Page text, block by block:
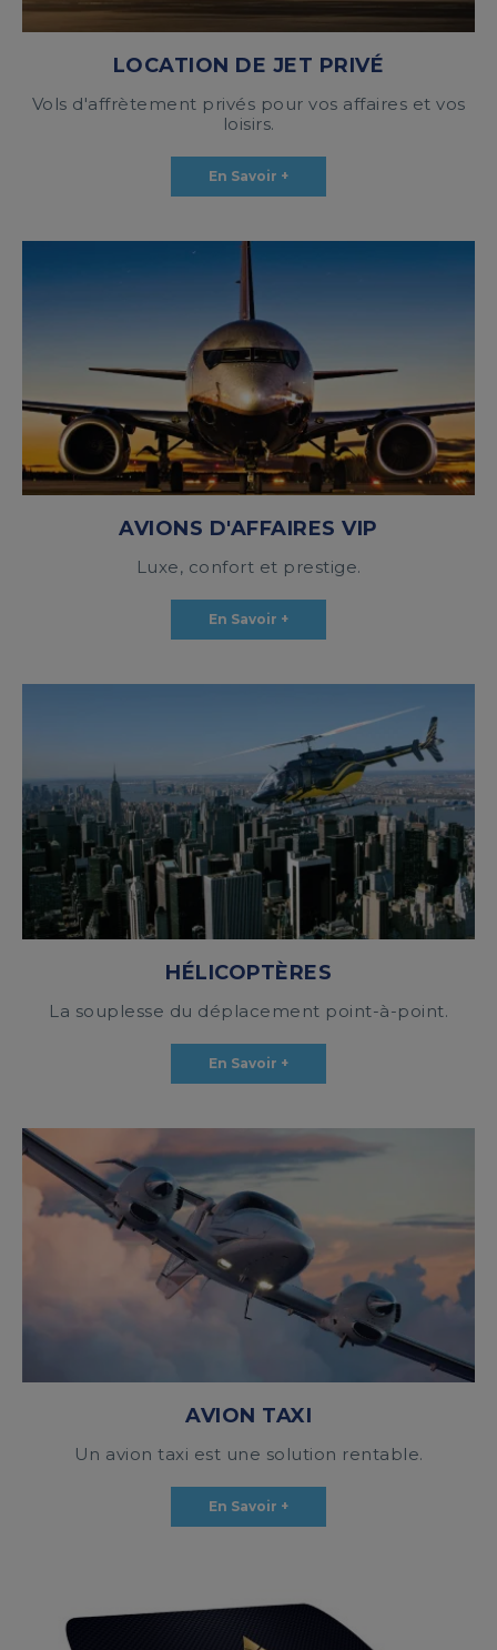
LOCATION DE JET PRIVÉ
Vols d'affrètement privés pour vos affaires et vos
loisirs.
En Savoir +
AVIONS D'AFFAIRES VIP
Luxe, confort et prestige.
En Savoir +
HÉLICOPTÈRES
La souplesse du déplacement point-à-point.
En Savoir +
AVION TAXI
Un avion taxi est une solution rentable.
En Savoir +